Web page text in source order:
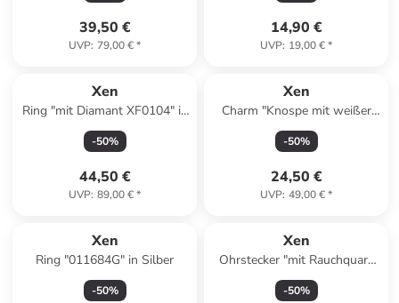
39,50 €
UVP: 79,00 €*
14,90 €
UVP: 19,00 €*
Xen
Ring "mit Diamant XF0104" in
Silber
-50%
44,50 €
UVP: 89,00 €*
Xen
Charm "Knospe mit weißer
Kugel vergoldet" in Gold
-50%
24,50 €
UVP: 49,00 €*
Xen
Ring "011684G" in Silber
-50%
Xen
Ohrstecker "mit Rauchquarz
rosèvergoldet" in Roségold
-50%